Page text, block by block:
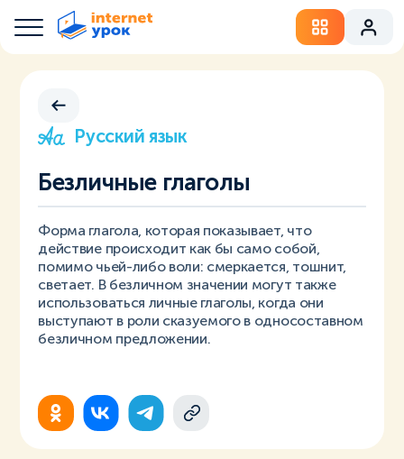
Русский язык
Безличные глаголы
Форма глагола, которая показывает, что
действие происходит как бы само собой,
помимо чьей-либо воли: смеркается, тошнит,
светает. В безличном значении могут также
использоваться личные глаголы, когда они
выступают в роли сказуемого в односоставном
безличном предложении.